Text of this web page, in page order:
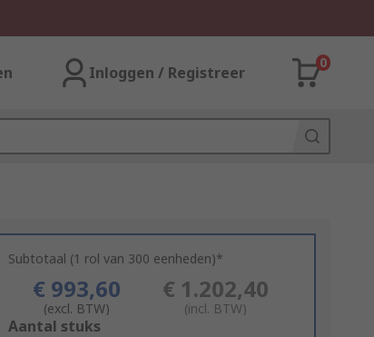
Inloggen / Registreer
0
Subtotaal (1 rol van 300 eenheden)*
€ 993,60
(excl. BTW)
€ 1.202,40
(incl. BTW)
Add
Aantal stuks